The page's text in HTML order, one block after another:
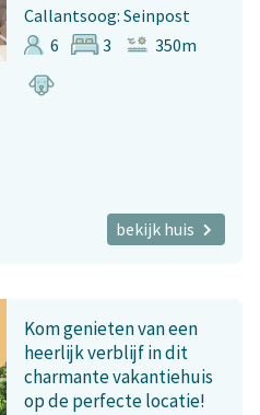
Callantsoog: Seinpost
6
3 350m
bekijk huis
Kom genieten van een
heerlijk verblijf in dit
charmante vakantiehuis
op de perfecte locatie!